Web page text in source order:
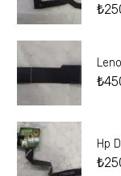
₺
₺
Hp
₺